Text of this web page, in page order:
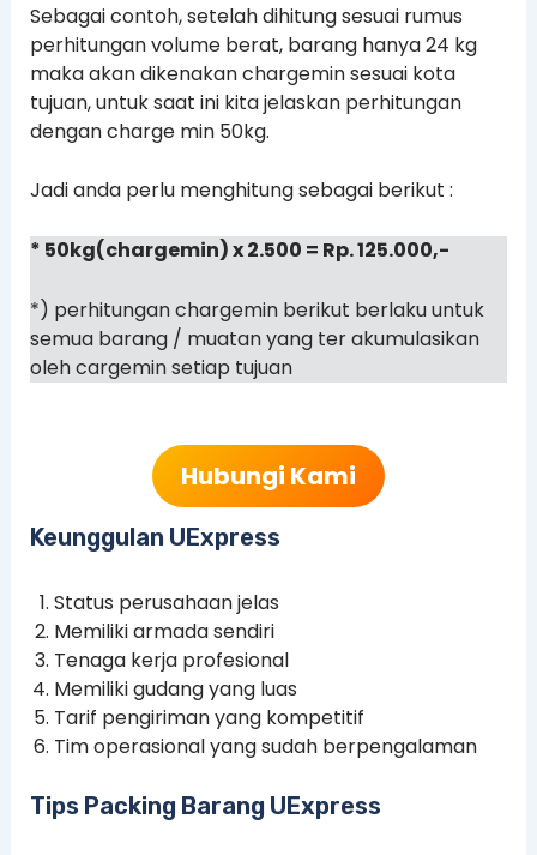
Sebagai contoh, setelah dihitung sesuai rumus
perhitungan volume berat, barang hanya 24 kg
maka akan dikenakan chargemin sesuai kota
tujuan, untuk saat ini kita jelaskan perhitungan
dengan charge min 50kg.
Jadi anda perlu menghitung sebagai berikut :
* 50kg(chargemin) x 2.500 = Rp. 125.000,-
*) perhitungan chargemin berikut berlaku untuk
semua barang / muatan yang ter akumulasikan
oleh cargemin setiap tujuan
Hubungi Kami
Keunggulan UExpress
Status perusahaan jelas
Memiliki armada sendiri
Tenaga kerja profesional
Memiliki gudang yang luas
Tarif pengiriman yang kompetitif
Tim operasional yang sudah berpengalaman
Tips Packing Barang UExpress